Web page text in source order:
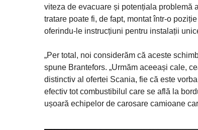
viteza de evacuare și potențiala problemă
tratare poate fi, de fapt, montat într-o
oferindu-le instrucțiuni pentru instalații
„Per total, noi considerăm că aceste
spune Brantefors. „Urmăm aceeași cale,
distinctiv al ofertei Scania, fie că este
efectiv tot combustibilul care se află la
ușoară echipelor de carosare camioane